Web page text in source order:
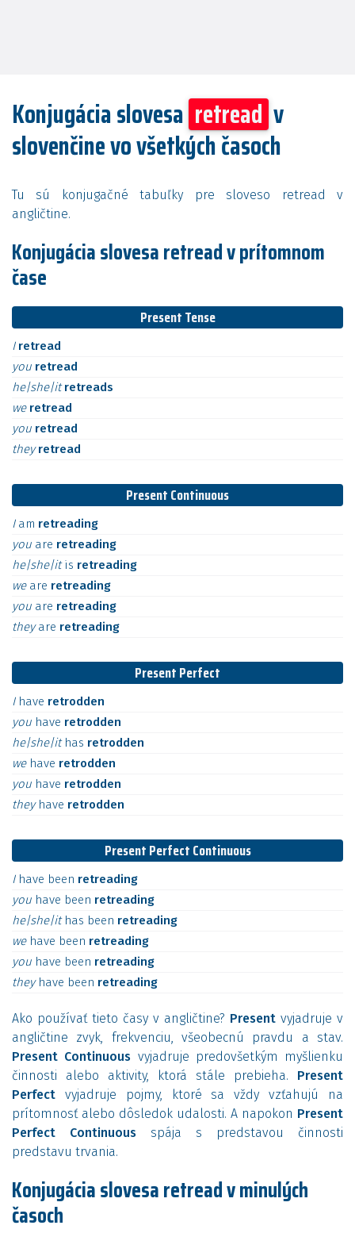
Konjugácia slovesa retread v
slovenčine vo všetkých časoch
Tu sú konjugačné tabuľky pre sloveso retread v
angličtine.
Konjugácia slovesa retread v prítomnom
čase
Present Tense
I retread
you retread
he|she|itretreads
we retread
you retread
theyretread
Present Continuous
I am retreading
you are retreading
he|she|itis retreading
we are retreading
you are retreading
theyare retreading
Present Perfect
I have retrodden
you have retrodden
he|she|it has retrodden
we have retrodden
you have retrodden
they have retrodden
Present Perfect Continuous
I have been retreading
you have been retreading
he|she|it has been retreading
we have been retreading
you have been retreading
they have been retreading
Ako používať tieto časy v angličtine? Present vyjadruje v
angličtine zvyk, frekvenciu, všeobecnú pravdu a stav.
Present Continuous vyjadruje predovšetkým myšlienku
činnosti alebo aktivity, ktorá stále prebieha. Present
Perfect vyjadruje pojmy, ktoré sa vždy vzťahujú na
prítomnosť alebo dôsledok udalosti. A napokon Present
Perfect Continuous spája s predstavou činnosti
predstavu trvania.
Konjugácia slovesa retread v minulých
časoch